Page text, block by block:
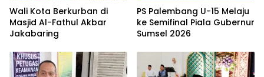
Wali Kota Berkurban di
Masjid Al-Fathul Akbar
Jakabaring
PS Palembang U-15 Melaju
ke Semifinal Piala Gubernur
Sumsel 2026